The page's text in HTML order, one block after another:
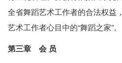
全省舞蹈艺术工作者的合法权益
艺术工作者心目中的“舞蹈之家”。
第三章 会 员